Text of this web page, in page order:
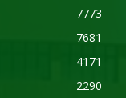
7773
7681
4171
2290